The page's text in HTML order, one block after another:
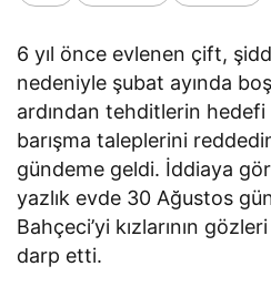
6 yıl önce evlenen çift,
nedeniyle şubat ayında
ardından tehditlerin hedefi
barışma taleplerini
gündeme geldi. İddiaya
yazlık evde 30 Ağustos
Bahçeci’yi kızlarının
darp etti.